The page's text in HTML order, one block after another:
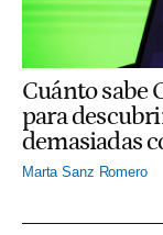
Cuánto sabe
para
demasiadas
Marta Sanz Romero